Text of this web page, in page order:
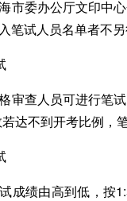
委办公厅文印中心
笔试人员名单者不另
查人员可进行笔试
达不到开考比例，
绩由高到低，按